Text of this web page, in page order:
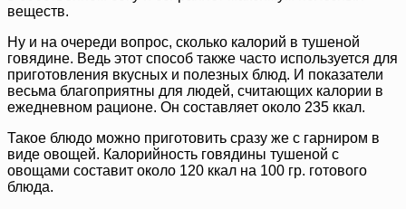
веществ.
Ну и на очереди вопрос, сколько калорий в тушеной
говядине. Ведь этот способ также часто используется для
приготовления вкусных и полезных блюд. И показатели
весьма благоприятны для людей, считающих калории в
ежедневном рационе. Он составляет около 235 ккал.
Такое блюдо можно приготовить сразу же с гарниром в
виде овощей. Калорийность говядины тушеной с
овощами составит около 120 ккал на 100 гр. готового
блюда.